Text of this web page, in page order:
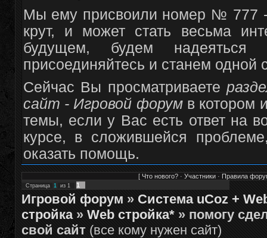
Мы ему присвоили номер № 777 -
крут, и может стать весьма
будущем, будем
присоединяйтесь и станем одной
Сейчас Вы просматриваете
сайт - Игровой форумв котором
темы, если у Вас есть ответ на
курсе, в сложившейся
оказать помощь.
[ Что нового?· Участники· Правила
Страница 1 из 1 1
Игровой форум » Система uCoz +
стройка » Web стройка* » помогу
свой сайт (все кому нужен сайт)